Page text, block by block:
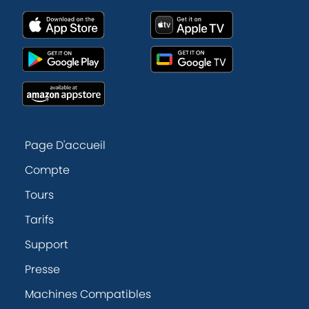
Page D'accueil
Compte
Tours
Tarifs
Support
Presse
Machines Compatibles